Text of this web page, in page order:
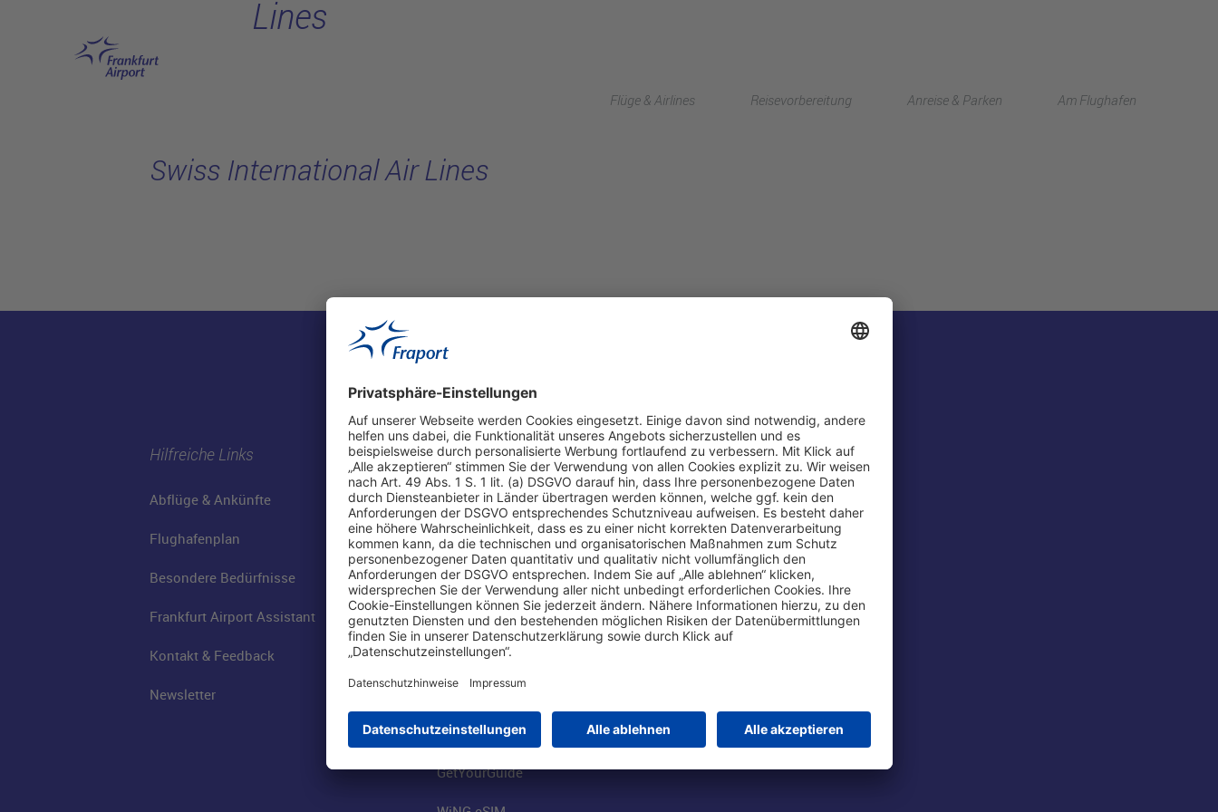
Flüge & Airlines Reisevorbereitung Anreise & Parken Am Flughafen
Lines
Swiss International Air Lines
Hilfreiche Links
Abflüge & Ankünfte
Flughafenplan
Besondere Bedürfnisse
Frankfurt Airport Assistant
Kontakt & Feedback
Newsletter
Online einkaufen & buchen
Parkplätze
Online-Shop
Besucherservices
FRA SmartWay
Hotels am Standort
Mietwagen weltweit
Flüge buchen
GetYourGuide
Über uns
Fraport AG
Business am Airport
FRA Eventlocations
Jobs am Airport
Konzernstrategie